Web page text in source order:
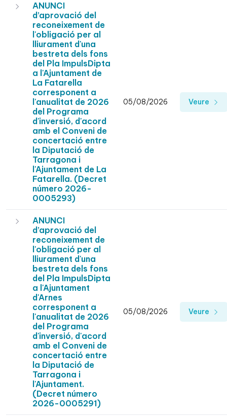
ANUNCI
d’aprovació del
reconeixement de
l'obligació per al
lliurament d'una
bestreta dels fons
del Pla ImpulsDipta
a l'Ajuntament de
La Fatarella
corresponent a
l'anualitat de 2026
del Programa
d'inversió, d'acord
amb el Conveni de
concertació entre
la Diputació de
Tarragona i
l'Ajuntament de La
Fatarella. (Decret
número 2026-
0005293)
05/08/2026 Veure
ANUNCI
d’aprovació del
reconeixement de
l'obligació per al
lliurament d'una
bestreta dels fons
del Pla ImpulsDipta
a l'Ajuntament
d'Arnes
corresponent a
l'anualitat de 2026
del Programa
d'inversió, d'acord
amb el Conveni de
concertació entre
la Diputació de
Tarragona i
l'Ajuntament.
(Decret número
2026-0005291)
05/08/2026 Veure